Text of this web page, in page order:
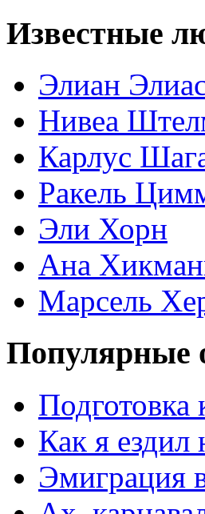
Известные
Элиан
Нивеа
Карлус
Ракель
Эли Хорн
Ана
Марсель
Популярные
Подготовка
Как я ездил
Эмиграция